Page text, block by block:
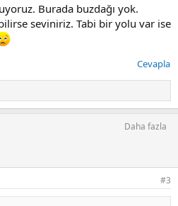
Burada buzdağı yok.
seviniriz. Tabi bir yolu var ise
Cevapla
Daha fazla
#3